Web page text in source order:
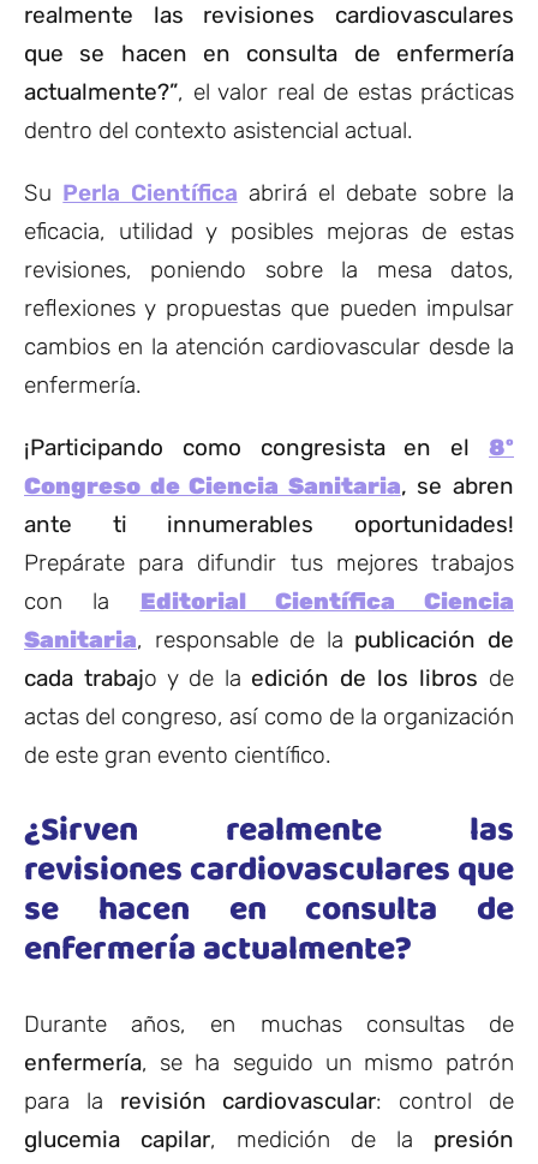
realmente las revisiones cardiovasculares
que se hacen en consulta de enfermería
actualmente?”, el valor real de estas prácticas
dentro del contexto asistencial actual.
Su Perla Científica abrirá el debate sobre la
eficacia, utilidad y posibles mejoras de estas
revisiones, poniendo sobre la mesa datos,
reflexiones y propuestas que pueden impulsar
cambios en la atención cardiovascular desde la
enfermería.
¡Participando como congresista en el 8º
Congreso de Ciencia Sanitaria, se abren
ante ti innumerables oportunidades!
Prepárate para difundir tus mejores trabajos
con la Editorial Científica Ciencia
Sanitaria, responsable de la publicación de
cada trabajo y de la edición de los libros de
actas del congreso, así como de la organización
de este gran evento científico.
¿Sirven realmente las
revisiones cardiovasculares que
se hacen en consulta de
enfermería actualmente?
Durante años, en muchas consultas de
enfermería, se ha seguido un mismo patrón
para la revisión cardiovascular: control de
glucemia capilar, medición de la presión